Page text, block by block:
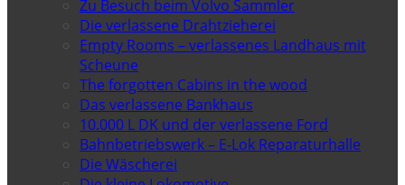
Zu Besuch beim Volvo Sammler
Die verlassene Drahtzieherei
Empty Rooms – verlassenes Landhaus mit
Scheune
The forgotten Cabins in the wood
Das verlassene Bankhaus
10.000 L DK und der verlassene Ford
Bahnbetriebswerk – E-Lok Reparaturhalle
Die Wäscherei